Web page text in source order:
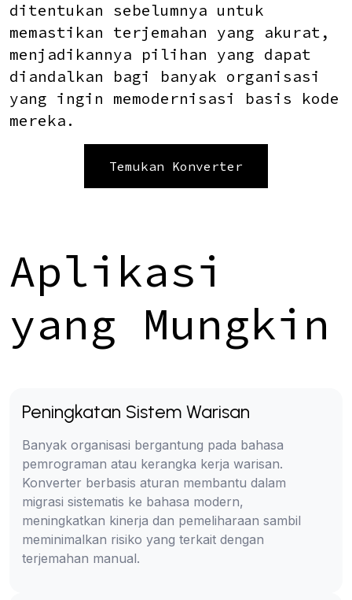
ditentukan sebelumnya untuk
memastikan terjemahan yang akurat,
menjadikannya pilihan yang dapat
diandalkan bagi banyak organisasi
yang ingin memodernisasi basis kode
mereka.
Temukan Konverter
Aplikasi
yang Mungkin
Peningkatan Sistem Warisan
Banyak organisasi bergantung pada bahasa
pemrograman atau kerangka kerja warisan.
Konverter berbasis aturan membantu dalam
migrasi sistematis ke bahasa modern,
meningkatkan kinerja dan pemeliharaan sambil
meminimalkan risiko yang terkait dengan
terjemahan manual.